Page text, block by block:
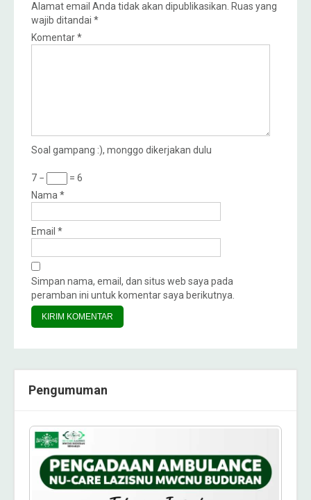
Alamat email Anda tidak akan dipublikasikan. Ruas yang
wajib ditandai *
Komentar*
Soal gampang :), monggo dikerjakan dulu
7 −
= 6
Nama*
Email *
Simpan nama, email, dan situs web saya pada
peramban ini untuk komentar saya berikutnya.
Pengumuman